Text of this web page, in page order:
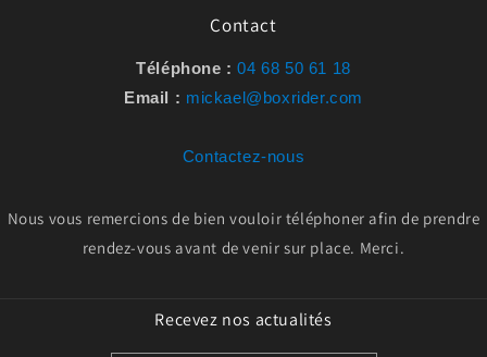
Contact
Téléphone : 04 68 50 61 18
Email : mickael@boxrider.com
Contactez-nous
Nous vous remercions de bien vouloir téléphoner afin de prendre
rendez-vous avant de venir sur place. Merci.
Recevez nos actualités